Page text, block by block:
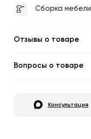
Сборка мебели
Отзывы о товаре
Вопросы о товаре
Консультация